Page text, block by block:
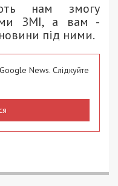
нам змогу
ЗМІ, а вам -
під ними.
News. Слідкуйте